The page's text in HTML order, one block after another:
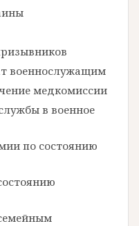
военнослужащим
медкомиссии
в военное
по состоянию